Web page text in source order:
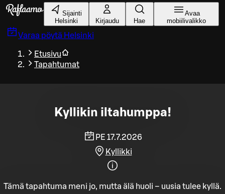
Siirry pääsisältöön
Sijainti
Helsinki
Kirjaudu Hae
Avaa
mobiilivalikko
Varaa pöytä Helsinki
Etusivu
Tapahtumat
Kyllikin iltahumppa!
PE 17.7.2026
Kyllikki
Tämä tapahtuma meni jo, mutta älä huoli – uusia tulee kyllä.